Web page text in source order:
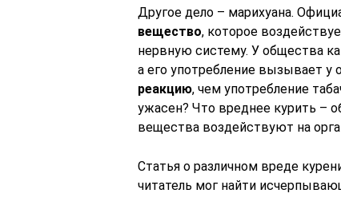
Другое дело – марихуана.
вещество, которое
нервную систему. У общества
а его употребление вызывает
реакцию, чем употребление
ужасен? Что вреднее курить –
вещества воздействуют на
Статья о различном вреде
читатель мог найти